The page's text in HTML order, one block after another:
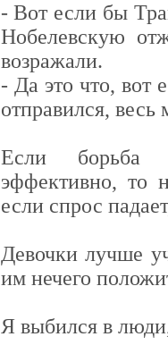
- Вот если бы
Нобелевскую
возражали.
- Да это что, вот
отправился,
Если борьба
эффективно, то
если спрос
Девочки лучше
им нечего
Я выбился в